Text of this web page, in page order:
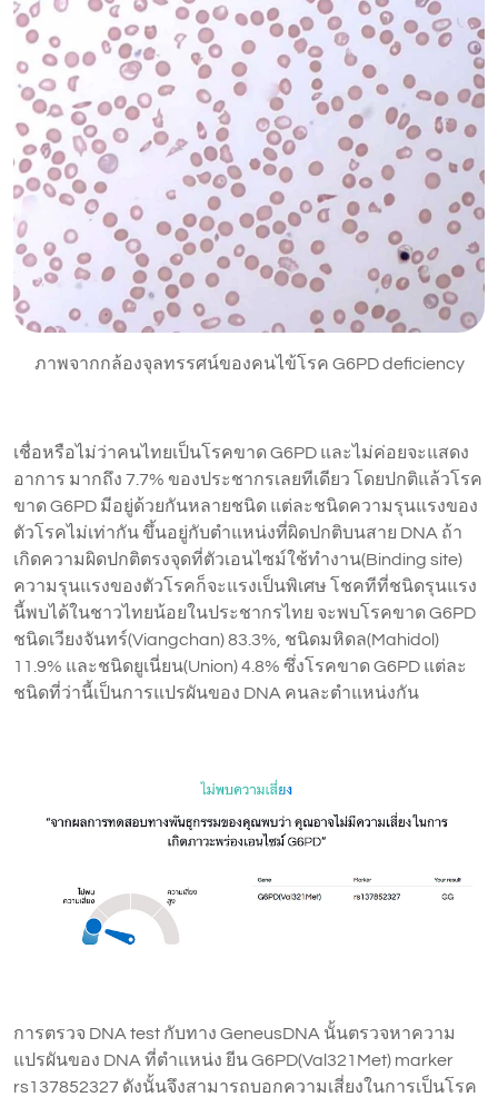
ภาพจากกล้องจุลทรรศน์ของคนไข้โรค G6PD deficiency
เชื่อหรือไม่ว่าคนไทยเป็นโรคขาด G6PD และไม่ค่อยจะแสดง
อาการ มากถึง 7.7% ของประชากรเลยทีเดียว โดยปกติแล้วโรค
ขาด G6PD มีอยู่ด้วยกันหลายชนิด แต่ละชนิดความรุนแรงของ
ตัวโรคไม่เท่ากัน ขึ้นอยู่กับตำแหน่งที่ผิดปกติบนสาย DNA ถ้า
เกิดความผิดปกติตรงจุดที่ตัวเอนไซม์ใช้ทำงาน(Binding site)
ความรุนแรงของตัวโรคก็จะแรงเป็นพิเศษ โชคทีที่ชนิดรุนแรง
นี้พบได้ในชาวไทยน้อยในประชากรไทย จะพบโรคขาด G6PD
ชนิดเวียงจันทร์(Viangchan) 83.3%, ชนิดมหิดล(Mahidol)
11.9% และชนิดยูเนี่ยน(Union) 4.8% ซึ่งโรคขาด G6PD แต่ละ
ชนิดที่ว่านี้เป็นการแปรผันของ DNA คนละตำแหน่งกัน
การตรวจ DNA test กับทาง GeneusDNA นั้นตรวจหาความ
แปรผันของ DNA ที่ตำแหน่ง ยีน G6PD(Val321Met) marker
rs137852327 ดังนั้นจึงสามารถบอกความเสี่ยงในการเป็นโรค